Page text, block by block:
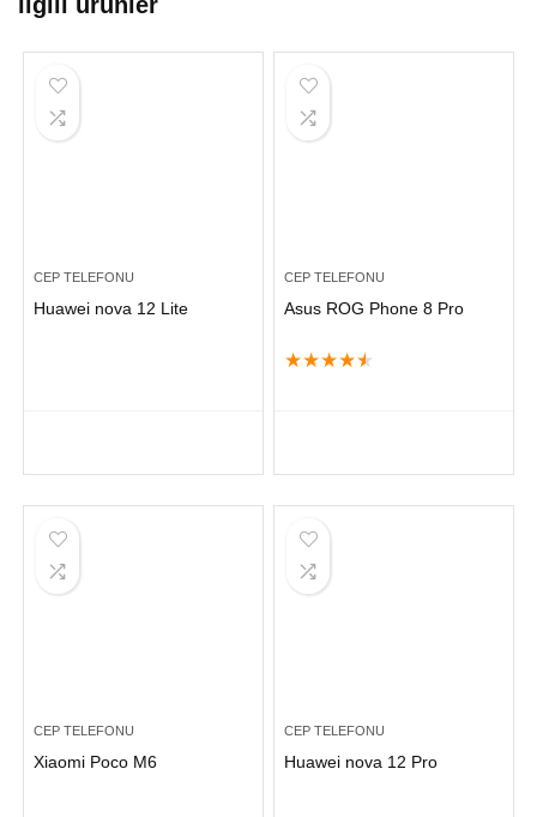
CEP TELEFONU
Huawei nova 12 Lite
CEP TELEFONU
Asus ROG Phone 8 Pro
★★★★★
CEP TELEFONU
Xiaomi Poco M6
CEP TELEFONU
Huawei nova 12 Pro